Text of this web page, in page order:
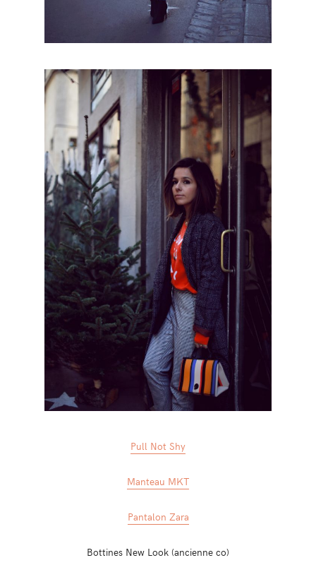
Pull Not Shy
Manteau MKT
Pantalon Zara
Bottines New Look (ancienne co)